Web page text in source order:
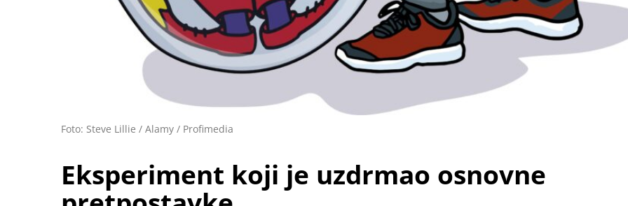
Foto: Steve Lillie / Alamy / Profimedia
Eksperiment koji je uzdrmao osnovne